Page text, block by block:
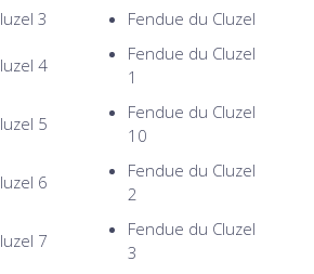
3
Fendue du Cluzel
4
Fendue du Cluzel
1
5
Fendue du Cluzel
10
6
Fendue du Cluzel
2
7
Fendue du Cluzel
3